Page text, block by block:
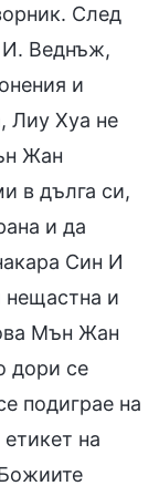
След
И. Веднъж,
и
Лиу Хуа не
Жан
в дълга си,
и да
Син И
нещастна и
Мън Жан
дори се
подиграе на
на